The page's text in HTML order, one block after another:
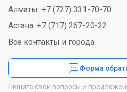
Алматы: +7 (727) 331-70-70
Астана: +7 (717) 267-20-22
Все контакты и города
Форма
Пишите свои вопросы и